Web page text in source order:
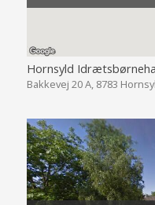
Hornsyld
Bakkevej 20 A, 8783